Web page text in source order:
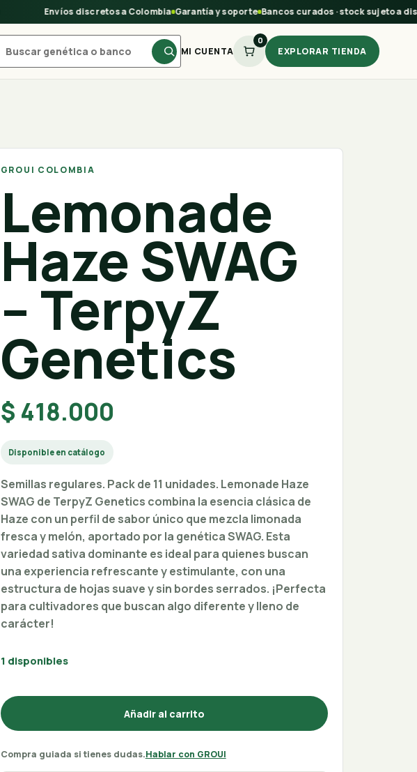
Envíos discretos a Colombia Garantía y soporte Bancos curados · stock sujeto a
Buscar productos MI CUENTA
0
EXPLORAR TIENDA
GROUI COLOMBIA
Lemonade
Haze SWAG
– TerpyZ
Genetics
$ 418.000
Disponible en catálogo
Semillas regulares. Pack de 11 unidades. Lemonade Haze
SWAG de TerpyZ Genetics combina la esencia clásica de
Haze con un perfil de sabor único que mezcla limonada
fresca y melón, aportado por la genética SWAG. Esta
variedad sativa dominante es ideal para quienes buscan
una experiencia refrescante y estimulante, con una
estructura de hojas suave y sin bordes serrados. ¡Perfecta
para cultivadores que buscan algo diferente y lleno de
carácter!
1 disponibles
Añadir al carrito
Compra guiada si tienes dudas.Hablar con GROUI